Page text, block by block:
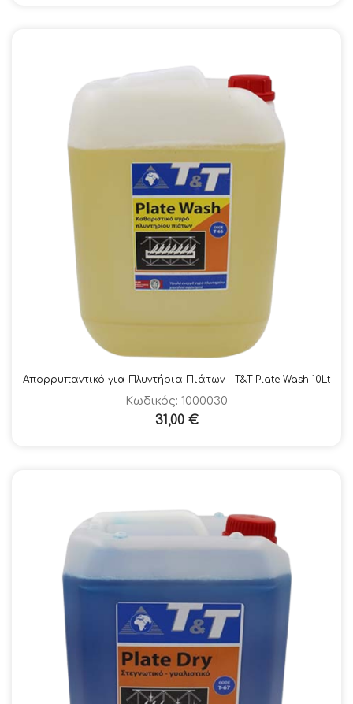
Απορρυπαντικό για Πλυντήρια Πιάτων – Τ&Τ Plate Wash 10Lt
Κωδικός: 1000030
31,00 €